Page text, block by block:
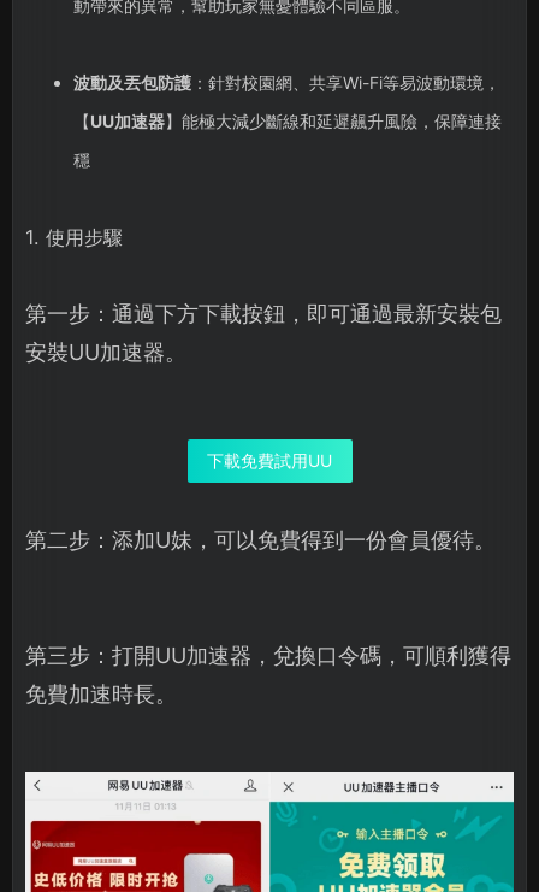
動帶來的異常，幫助玩家無憂體驗不同區服。
波動及丟包防護：針對校園網、共享Wi-Fi等易波動環境，
【UU加速器】能極大減少斷線和延遲飆升風險，保障連接
穩
1. 使用步驟
第一步：通過下方下載按鈕，即可通過最新安裝包
安裝UU加速器。
下載免費試用UU
第二步：添加U妹，可以免費得到一份會員優待。
第三步：打開UU加速器，兌換口令碼，可順利獲得
免費加速時長。